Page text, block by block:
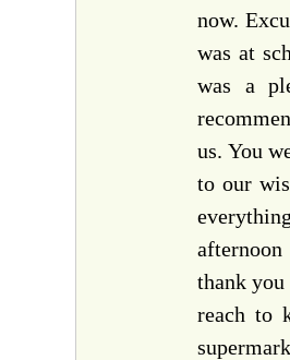
now.
was at
was a
us. You
to our
thank
reach to